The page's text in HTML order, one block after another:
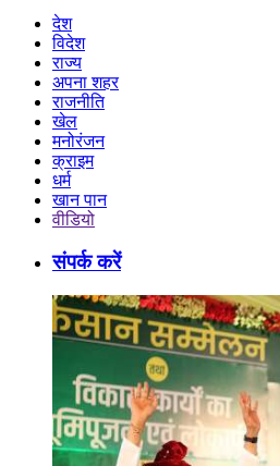
देश
विदेश
राज्य
अपना शहर
राजनीति
खेल
मनोरंजन
क्राइम
धर्म
खान पान
वीडियो
संपर्क करें